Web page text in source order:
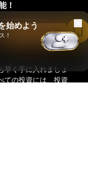
早く手に入れましょ
ての投資には、投資
！
始めよう
！
Bybitアプリで読む